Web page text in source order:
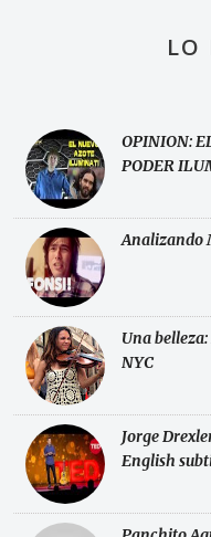
LO
OPINION:
PODER
Analizando
Una
NYC
Jorge
English